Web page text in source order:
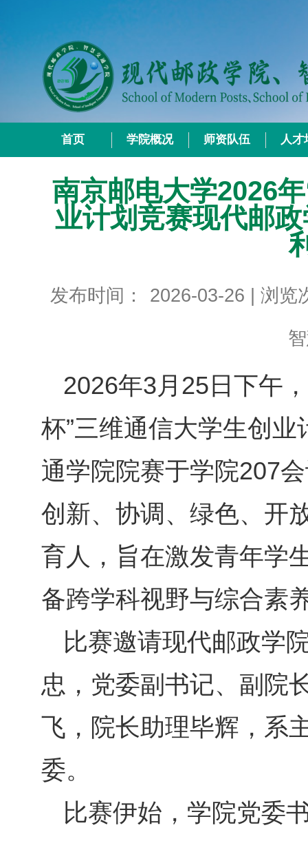
首页 学院概况 师资队伍 人才
南京邮电大学2026
业计划竞赛现代邮
发布时间： 2026-03-26 | 浏览
2026年3月25日下午
杯”三维通信大学生创业
通学院院赛于学院207
创新、协调、绿色、开
育人，旨在激发青年学
备跨学科视野与综合素
比赛邀请现代邮政学
忠，党委副书记、副院
飞，院长助理毕辉，系
委。
比赛伊始，学院党委